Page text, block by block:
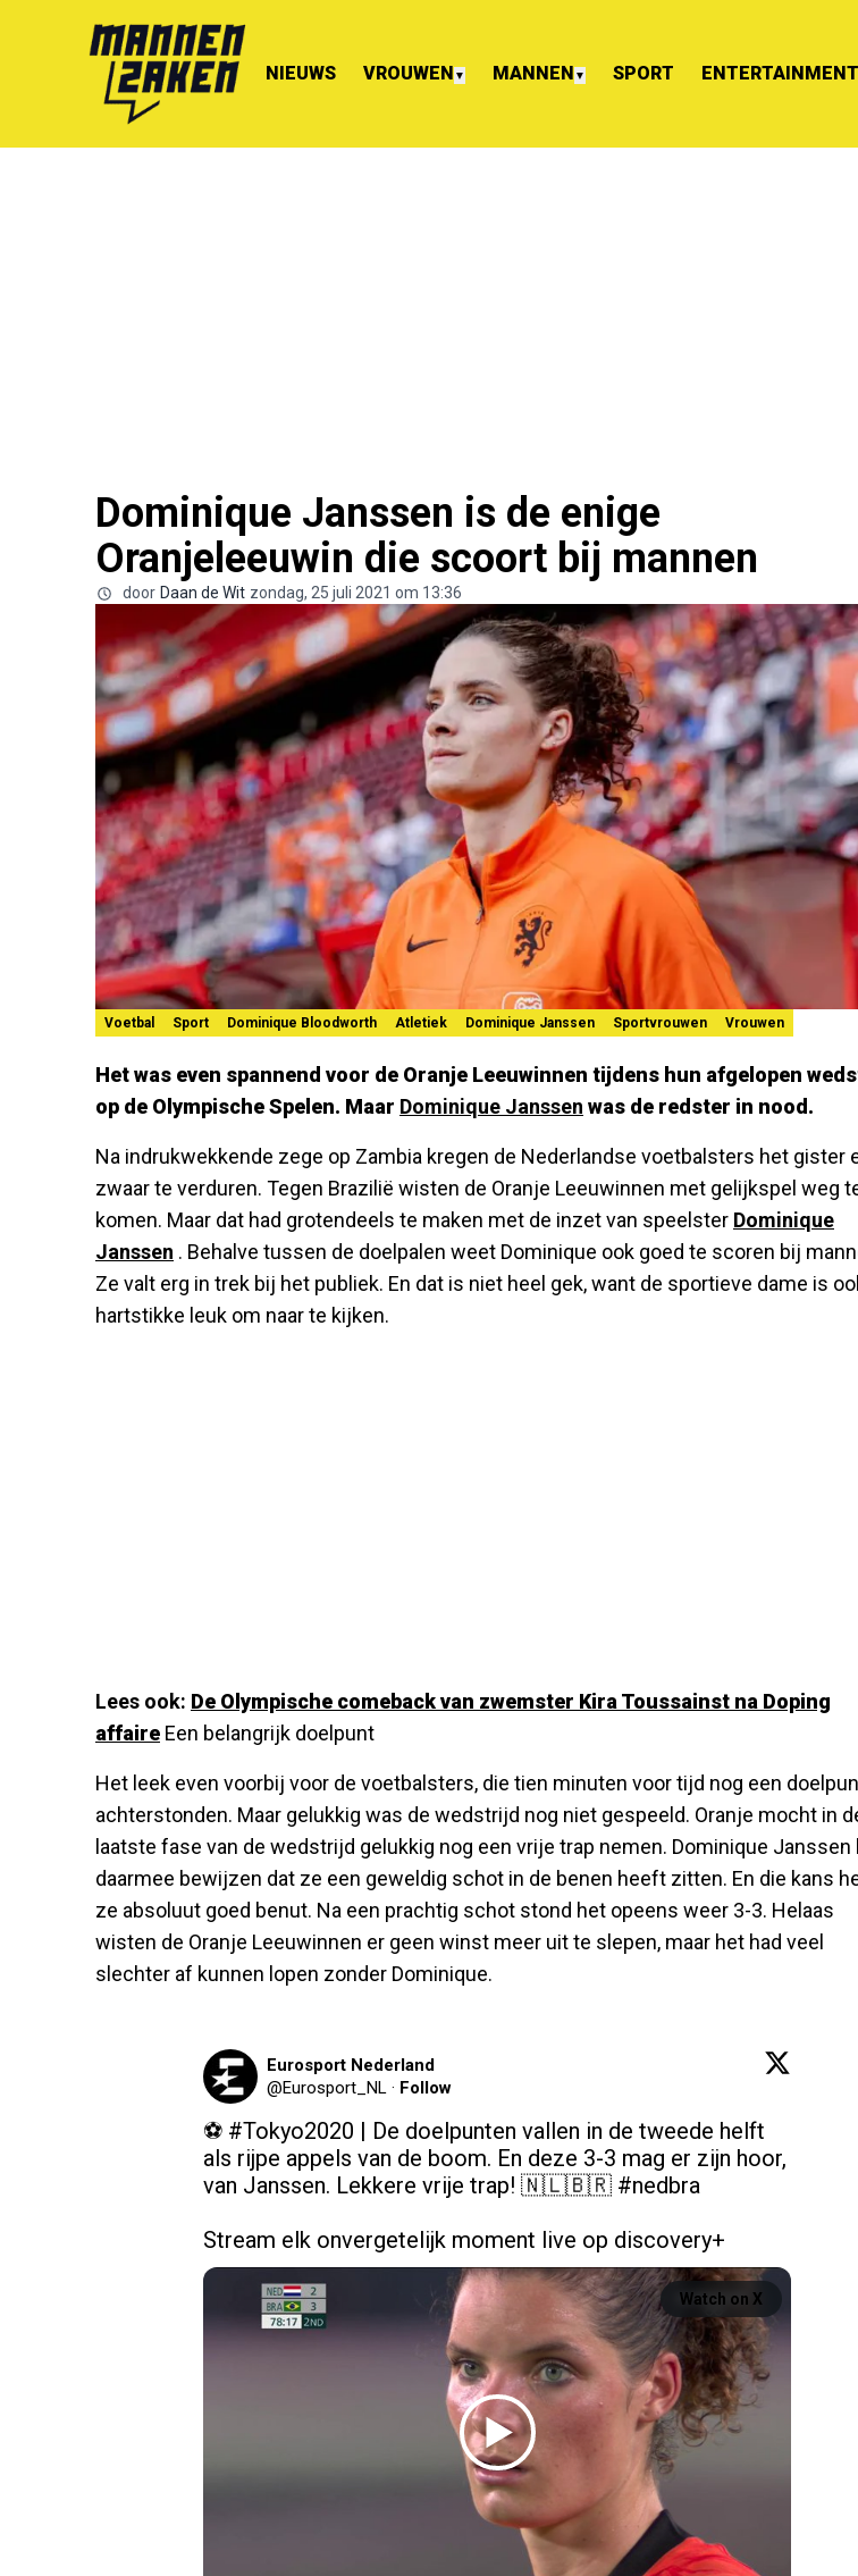
NIEUWS VROUWEN ▼ MANNEN ▼ SPORT ENTERTAINMENT
Dominique Janssen is de enige
Oranjeleeuwin die scoort bij mannen
door Daan de Wit zondag, 25 juli 2021 om 13:36
Voetbal Sport Dominique Bloodworth Atletiek Dominique Janssen Sportvrouwen Vrouwen
Het was even spannend voor de Oranje Leeuwinnen tijdens hun afgelopen
op de Olympische Spelen. Maar Dominique Janssen was de redster in nood.
Na indrukwekkende zege op Zambia kregen de Nederlandse voetbalsters het gister
zwaar te verduren. Tegen Brazilië wisten de Oranje Leeuwinnen met gelijkspel weg
komen. Maar dat had grotendeels te maken met de inzet van speelster Dominique
Janssen . Behalve tussen de doelpalen weet Dominique ook goed te scoren bij
Ze valt erg in trek bij het publiek. En dat is niet heel gek, want de sportieve dame is
hartstikke leuk om naar te kijken.
Lees ook: De Olympische comeback van zwemster Kira Toussainst na Doping
affaire Een belangrijk doelpunt
Het leek even voorbij voor de voetbalsters, die tien minuten voor tijd nog een
achterstonden. Maar gelukkig was de wedstrijd nog niet gespeeld. Oranje mocht in
laatste fase van de wedstrijd gelukkig nog een vrije trap nemen. Dominique Janssen
daarmee bewijzen dat ze een geweldig schot in de benen heeft zitten. En die kans
ze absoluut goed benut. Na een prachtig schot stond het opeens weer 3-3. Helaas
wisten de Oranje Leeuwinnen er geen winst meer uit te slepen, maar het had veel
slechter af kunnen lopen zonder Dominique.
Eurosport Nederland
@Eurosport_NL · Follow
⚽ #Tokyo2020 | De doelpunten vallen in de tweede helft
als rijpe appels van de boom. En deze 3-3 mag er zijn hoor,
van Janssen. Lekkere vrije trap! 🇳🇱🇧🇷 #nedbra
Stream elk onvergetelijk moment live op discovery+
Watch on X